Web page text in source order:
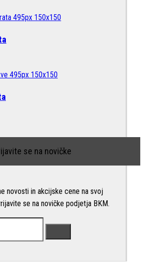
se na novičke
novosti in akcijske cene na svoj
se na novičke podjetja BKM.